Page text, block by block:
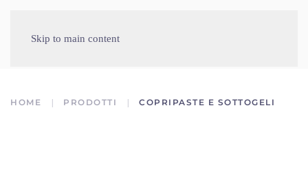
Skip to main content
HOME PRODOTTI COPRIPASTE E SOTTOGELI